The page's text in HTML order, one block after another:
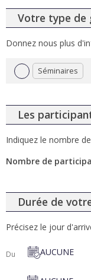
Votre type de
Donnez nous plus
Séminaires
Les
Indiquez le nombre
Nombre de
Durée de
Précisez le jour
Du AUCUNE